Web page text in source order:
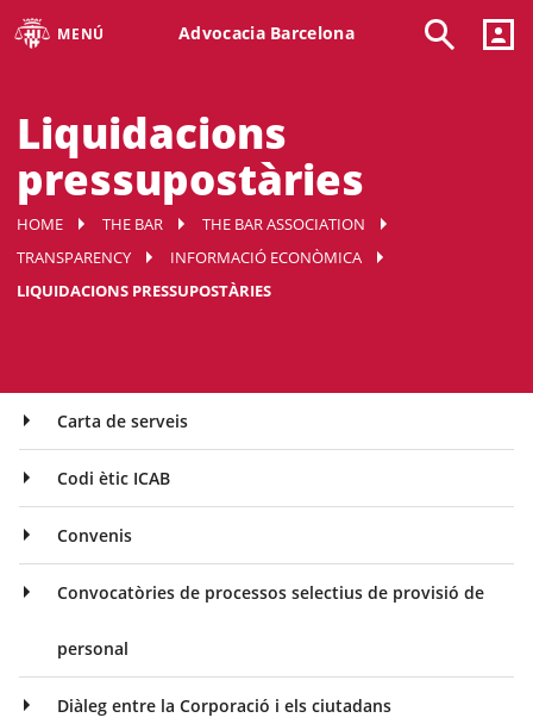
MENÚ Advocacia Barcelona
Liquidacions
pressupostàries
HOME THE BAR
THE BAR ASSOCIATION
TRANSPARENCY
INFORMACIÓ ECONÒMICA
LIQUIDACIONS PRESSUPOSTÀRIES
Carta de serveis
Codi ètic ICAB
Convenis
Convocatòries de processos selectius de provisió de
personal
Diàleg entre la Corporació i els ciutadans